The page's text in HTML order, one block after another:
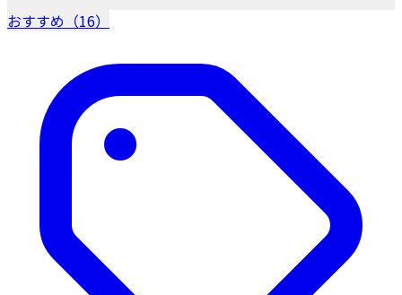
おすすめ（16）